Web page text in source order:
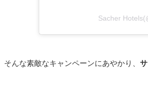
Sacher
そんな素敵なキャンペーンにあやかり、